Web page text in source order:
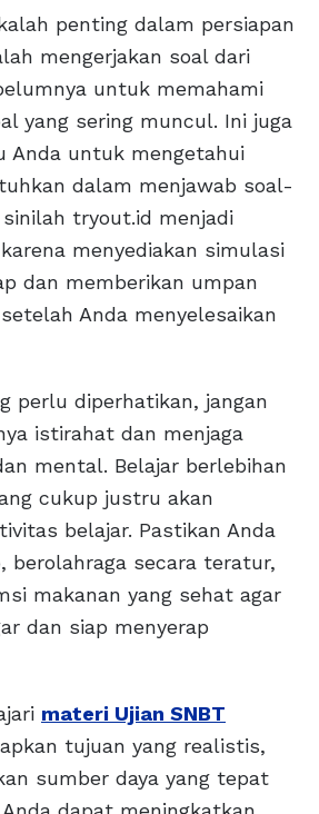
penting dalam persiapan
mengerjakan soal dari
untuk memahami
yang sering muncul. Ini juga
Anda untuk mengetahui
dalam menjawab soal-
tryout.id menjadi
menyediakan simulasi
dan memberikan umpan
Anda menyelesaikan
perlu diperhatikan, jangan
istirahat dan menjaga
mental. Belajar berlebihan
cukup justru akan
belajar. Pastikan Anda
berolahraga secara teratur,
makanan yang sehat agar
dan siap menyerap
materi Ujian SNBT
tujuan yang realistis,
sumber daya yang tepat